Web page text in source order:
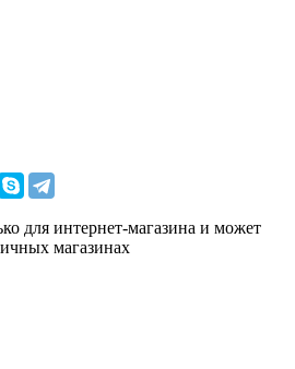
для интернет-магазина и может
магазинах